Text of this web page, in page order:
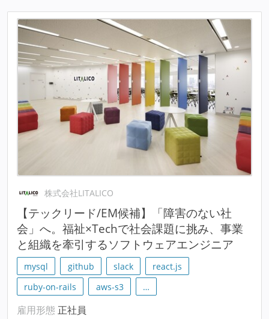
株式会社LITALICO
【テックリード/EM候補】「障害のない社
会」へ。福祉×Techで社会課題に挑み、事業
と組織を牽引するソフトウェアエンジニア
mysql github slack
react.js
ruby-on-rails
aws-s3 …
雇用形態 正社員